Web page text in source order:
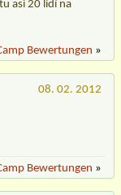
asi 20 lidí na
Bewertungen »
08. 02. 2012
Bewertungen »